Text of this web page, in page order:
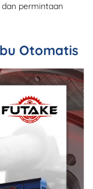
permintaan
Otomatis